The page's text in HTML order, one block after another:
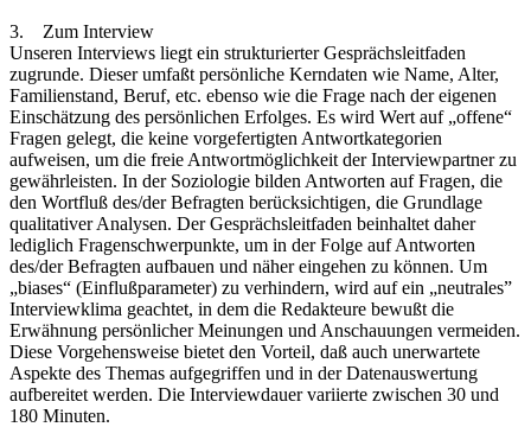
3. Zum Interview
Unseren Interviews liegt ein strukturierter Gesprächsleitfaden
zugrunde. Dieser umfaßt persönliche Kerndaten wie Name, Alter,
Familienstand, Beruf, etc. ebenso wie die Frage nach der eigenen
Einschätzung des persönlichen Erfolges. Es wird Wert auf „offene“
Fragen gelegt, die keine vorgefertigten Antwortkategorien
aufweisen, um die freie Antwortmöglichkeit der Interviewpartner zu
gewährleisten. In der Soziologie bilden Antworten auf Fragen, die
den Wortfluß des/der Befragten berücksichtigen, die Grundlage
qualitativer Analysen. Der Gesprächsleitfaden beinhaltet daher
lediglich Fragenschwerpunkte, um in der Folge auf Antworten
des/der Befragten aufbauen und näher eingehen zu können. Um
„biases“ (Einflußparameter) zu verhindern, wird auf ein „neutrales”
Interviewklima geachtet, in dem die Redakteure bewußt die
Erwähnung persönlicher Meinungen und Anschauungen vermeiden.
Diese Vorgehensweise bietet den Vorteil, daß auch unerwartete
Aspekte des Themas aufgegriffen und in der Datenauswertung
aufbereitet werden. Die Interviewdauer variierte zwischen 30 und
180 Minuten.